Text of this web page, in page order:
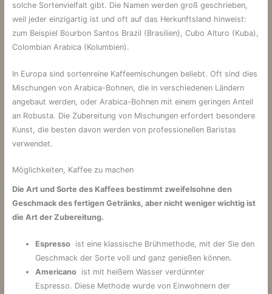
solche Sortenvielfalt gibt. Die Namen werden groß geschrieben,
weil jeder einzigartig ist und oft auf das Herkunftsland hinweist:
zum Beispiel Bourbon Santos Brazil (Brasilien), Cubo Alturo (Kuba),
Colombian Arabica (Kolumbien).
In Europa sind sortenreine Kaffeemischungen beliebt. Oft sind dies
Mischungen von Arabica-Bohnen, die in verschiedenen Ländern
angebaut werden, oder Arabica-Bohnen mit einem geringen Anteil
an Robusta. Die Zubereitung von Mischungen erfordert besondere
Kunst, die besten davon werden von professionellen Baristas
verwendet.
Möglichkeiten, Kaffee zu machen
Die Art und Sorte des Kaffees bestimmt zweifelsohne den
Geschmack des fertigen Getränks, aber nicht weniger wichtig ist
die Art der Zubereitung.
Espressoist eine klassische Brühmethode, mit der Sie den
Geschmack der Sorte voll und ganz genießen können.
Americanoist mit heißem Wasser verdünnter
Espresso. Diese Methode wurde von Einwohnern der